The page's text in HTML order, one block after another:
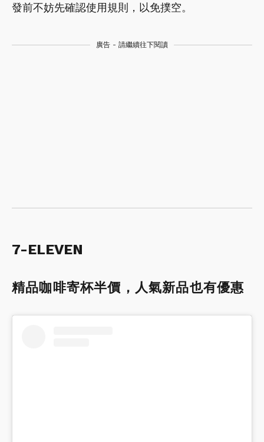
發前不妨先確認使用規則，以免撲空。
廣告 - 請繼續往下閱讀
7-ELEVEN
精品咖啡寄杯半價，人氣新品也有優惠